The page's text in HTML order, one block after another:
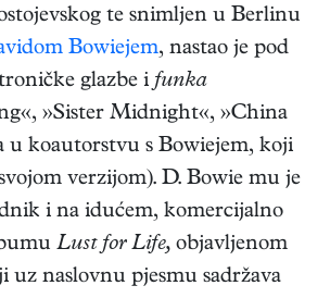
te snimljen u Berlinu
Bowiejem, nastao je pod
glazbe ifunka
»Sister Midnight«, »China
u koautorstvu s Bowiejem, koji
verzijom). D. Bowie mu je
i na idućem, komercijalno
Lust for Life, objavljenom
uz naslovnu pjesmu sadržava